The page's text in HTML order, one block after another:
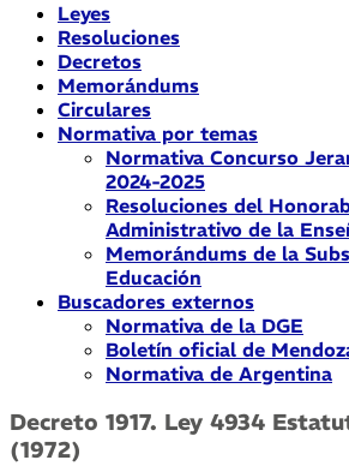
Leyes
Resoluciones
Decretos
Memorándums
Circulares
Normativa por temas
Normativa Concurso
2024-2025
Resoluciones del
Administrativo de la
Memorándums de la
Educación
Buscadores externos
Normativa de la DGE
Boletín oficial de
Normativa de Argentina
Decreto 1917. Ley 4934
(1972)